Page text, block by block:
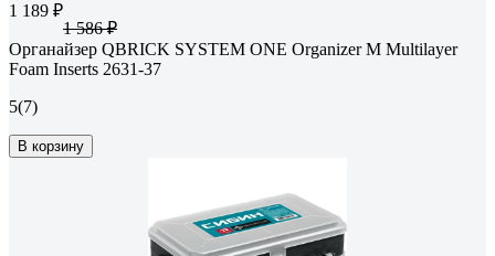
1 189 ₽
1 586 ₽
Органайзер QBRICK SYSTEM ONE Organizer M Multilayer
Foam Inserts 2631-37
5(7)
В корзину